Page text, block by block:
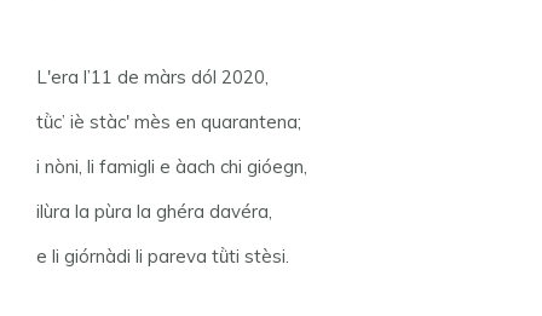
L'era l’11 de màrs dól 2020,
tǜc’ iè stàc' mès en quarantena;
i nòni, li famigli e àach chi gióegn,
ilùra la pùra la ghéra davéra,
e li giórnàdi li pareva tǜti stèsi.